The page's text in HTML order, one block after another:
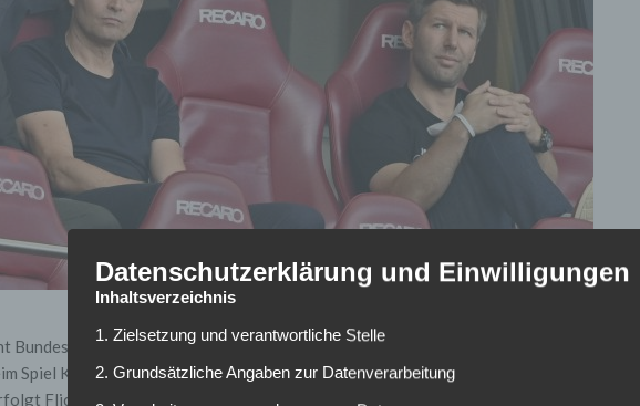
Hansi Flick nach Verstärkungen für das DFB-Team. Am
Spiel Köln gegen Leipzig als Gast auf der Tribüne des
Flick einen bestimmten Ansatz: „Wir versuchen, dass wir uns überall
Datenschutzerklärung und Einwilligungen
Inhaltsverzeichnis
1. Zielsetzung und verantwortliche Stelle
2. Grundsätzliche Angaben zur Datenverarbeitung